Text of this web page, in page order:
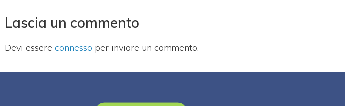
Lascia un commento
Devi essere connesso per inviare un commento.